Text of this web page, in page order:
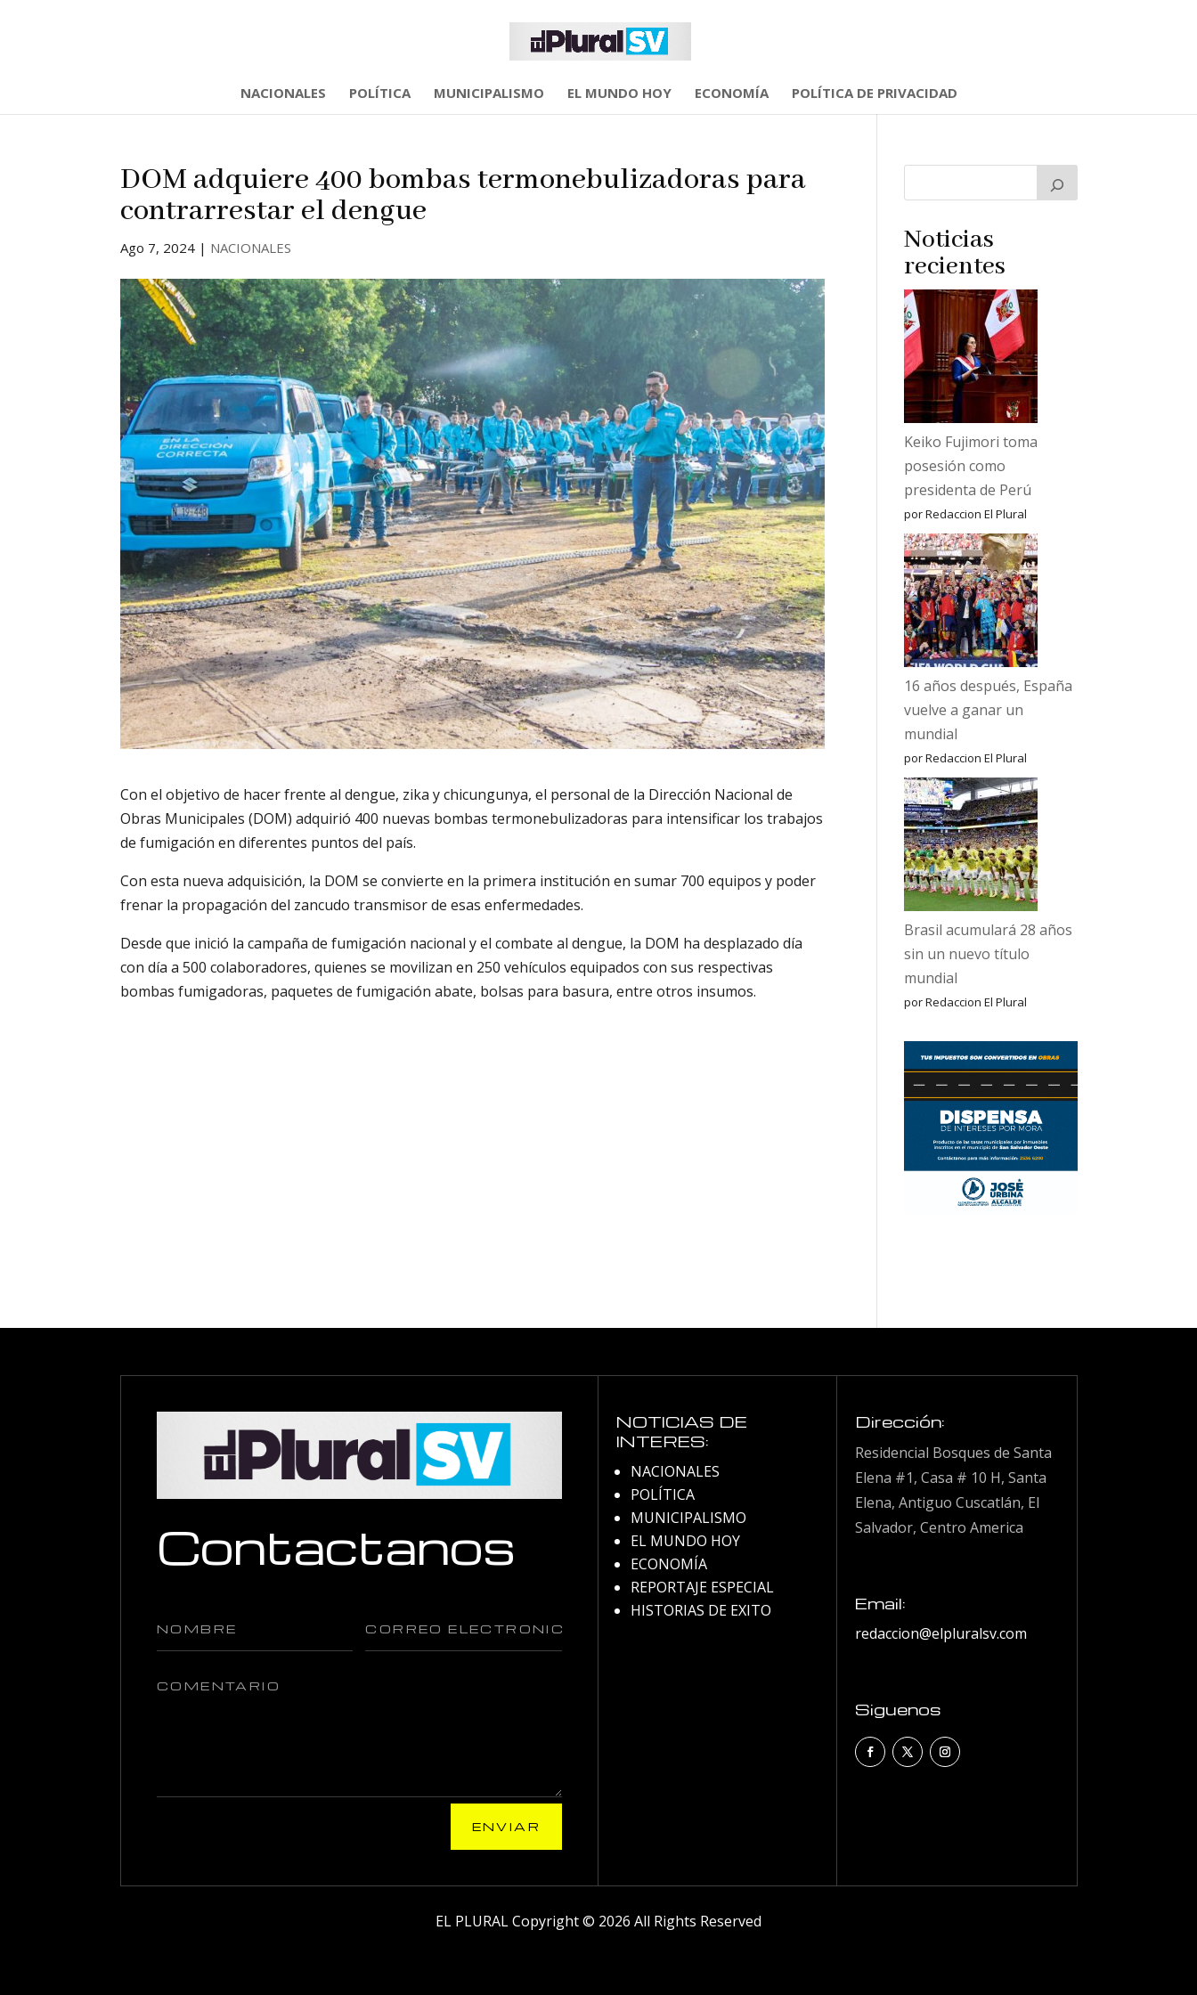
NACIONALES POLÍTICA MUNICIPALISMO EL MUNDO HOY ECONOMÍA POLÍTICA DE PRIVACIDAD
DOM adquiere 400 bombas termonebulizadoras para
contrarrestar el dengue
Ago 7, 2024| NACIONALES
Con el objetivo de hacer frente al dengue, zika y chicungunya, el personal de la Dirección Nacional de
Obras Municipales (DOM) adquirió 400 nuevas bombas termonebulizadoras para intensificar los trabajos
de fumigación en diferentes puntos del país.
Con esta nueva adquisición, la DOM se convierte en la primera institución en sumar 700 equipos y poder
frenar la propagación del zancudo transmisor de esas enfermedades.
Desde que inició la campaña de fumigación nacional y el combate al dengue, la DOM ha desplazado día
con día a 500 colaboradores, quienes se movilizan en 250 vehículos equipados con sus respectivas
bombas fumigadoras, paquetes de fumigación abate, bolsas para basura, entre otros insumos.
Noticias
recientes
Keiko Fujimori toma
posesión como
presidenta de Perú
por Redaccion El Plural
16 años después, España
vuelve a ganar un
mundial
por Redaccion El Plural
Brasil acumulará 28 años
sin un nuevo título
mundial
por Redaccion El Plural
Contactanos
ENVIAR
NOTICIAS DE
INTERES:
NACIONALES
POLÍTICA
MUNICIPALISMO
EL MUNDO HOY
ECONOMÍA
REPORTAJE ESPECIAL
HISTORIAS DE EXITO
Dirección:
Residencial Bosques de Santa
Elena #1, Casa # 10 H, Santa
Elena, Antiguo Cuscatlán, El
Salvador, Centro America
Email:
redaccion@elpluralsv.com
Siguenos
EL PLURAL Copyright © 2026 All Rights Reserved